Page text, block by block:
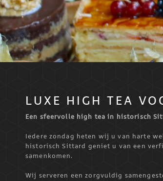
LUXE HIGH TEA
Een sfeervolle high tea in historisch
Iedere zondag heten wij u van harte
historisch Sittard geniet u van een
samenkomen.
Wij serveren een zorgvuldig